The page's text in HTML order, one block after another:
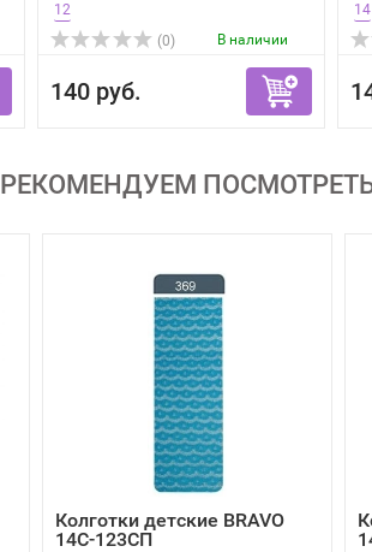
12
(0)
В наличии
140 руб.
14
РЕКОМЕНДУЕМ
Колготки детские BRAVO
14С-123СП